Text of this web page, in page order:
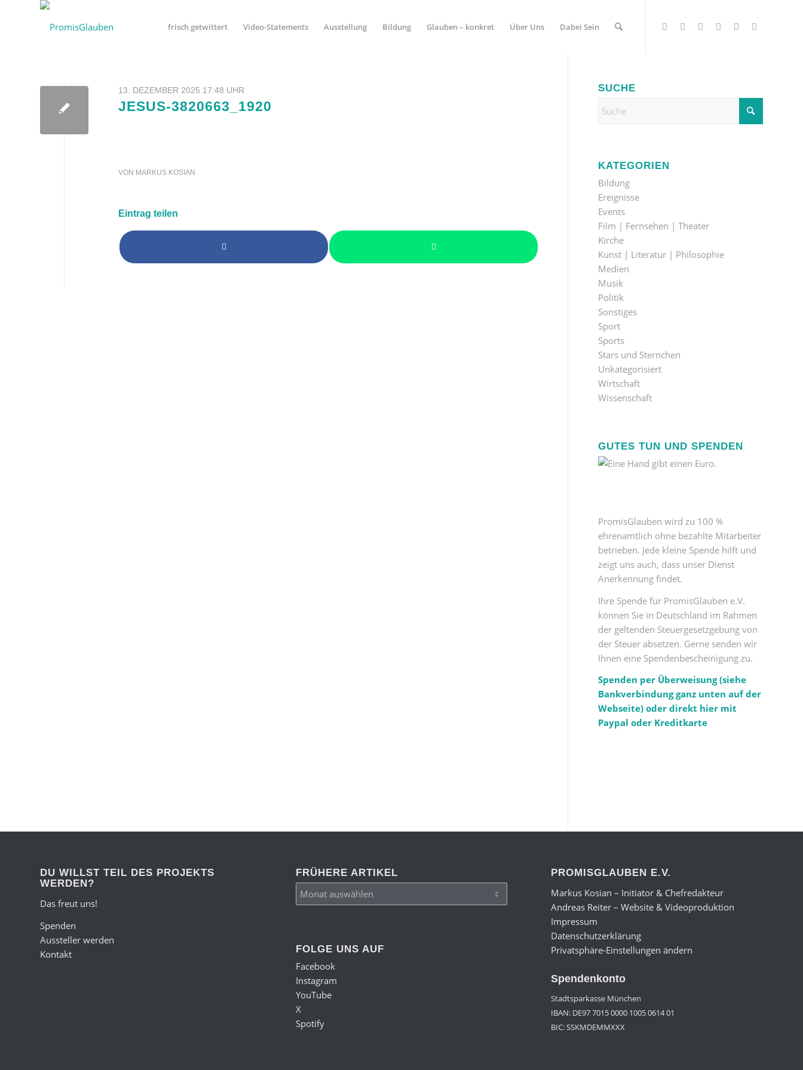
frisch getwittert Video-Statements Ausstellung Bildung Glauben – konkret Über Uns Dabei Sein
13. DEZEMBER 2025 17:48 UHR
JESUS-3820663_1920
VON MARKUS KOSIAN
Eintrag teilen
SUCHE
KATEGORIEN
Bildung
Ereignisse
Events
Film | Fernsehen | Theater
Kirche
Kunst | Literatur | Philosophie
Medien
Musik
Politik
Sonstiges
Sport
Sports
Stars und Sternchen
Unkategorisiert
Wirtschaft
Wissenschaft
GUTES TUN UND SPENDEN
PromisGlauben wird zu 100 %
ehrenamtlich ohne bezahlte Mitarbeiter
betrieben. Jede kleine Spende hilft und
zeigt uns auch, dass unser Dienst
Anerkennung findet.
Ihre Spende für PromisGlauben e.V.
können Sie in Deutschland im Rahmen
der geltenden Steuergesetzgebung von
der Steuer absetzen. Gerne senden wir
Ihnen eine Spendenbescheinigung zu.
Spenden per Überweisung (siehe
Bankverbindung ganz unten auf der
Webseite) oder direkt hier mit
Paypal oder Kreditkarte
DU WILLST TEIL DES PROJEKTS
WERDEN?
Das freut uns!
Spenden
Aussteller werden
Kontakt
FRÜHERE ARTIKEL
FOLGE UNS AUF
Facebook
Instagram
YouTube
X
Spotify
PROMISGLAUBEN E.V.
Markus Kosian – Initiator & Chefredakteur
Andreas Reiter – Website & Videoproduktion
Impressum
Datenschutzerklärung
Privatsphäre-Einstellungen ändern
Spendenkonto
Stadtsparkasse München
IBAN: DE97 7015 0000 1005 0614 01
BIC: SSKMDEMMXXX